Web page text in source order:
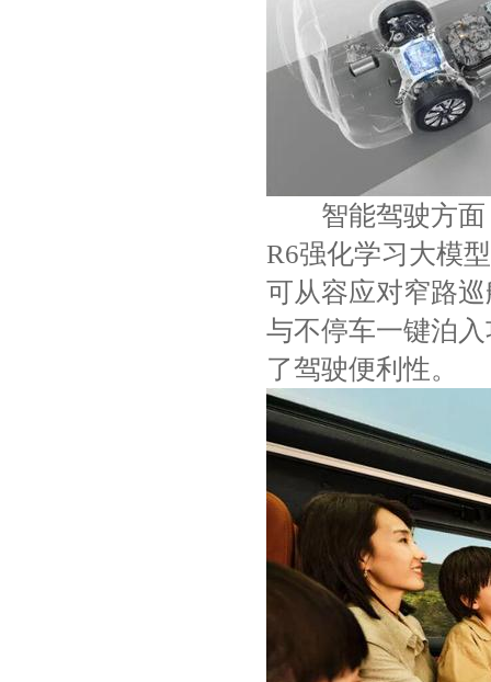
智能驾驶方面，
R6强化学习大模
可从容应对窄路
与不停车一键泊
了驾驶便利性。